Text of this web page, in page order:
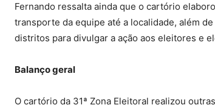
Fernando ressalta ainda que o cartório
transporte da equipe até a localidade, além
distritos para divulgar a ação aos eleitores e
Balanço geral
O cartório da 31ª Zona Eleitoral realizou